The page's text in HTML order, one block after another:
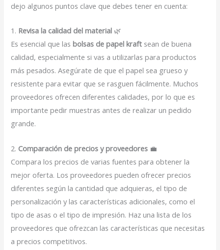
dejo algunos puntos clave que debes tener en cuenta:
1. Revisa la calidad del material 🌿
Es esencial que lasbolsas de papel kraft sean de buena
calidad, especialmente si vas a utilizarlas para productos
más pesados. Asegúrate de que el papel sea grueso y
resistente para evitar que se rasguen fácilmente. Muchos
proveedores ofrecen diferentes calidades, por lo que es
importante pedir muestras antes de realizar un pedido
grande.
2. Comparación de precios y proveedores 💼
Compara los precios de varias fuentes para obtener la
mejor oferta. Los proveedores pueden ofrecer precios
diferentes según la cantidad que adquieras, el tipo de
personalización y las características adicionales, como el
tipo de asas o el tipo de impresión. Haz una lista de los
proveedores que ofrezcan las características que necesitas
a precios competitivos.